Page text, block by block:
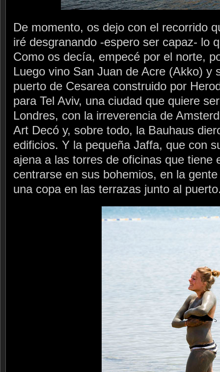
De momento, os dejo con el recorrido
iré desgranando -espero ser capaz- lo
Como os decía, empecé por el norte,
Luego vino San Juan de Acre (Akko) y
puerto de Cesarea construido por
para Tel Aviv, una ciudad que quiere
Londres, con la irreverencia de
Art Decó y, sobre todo, la Bauhaus
edificios. Y la pequeña Jaffa, que con
ajena a las torres de oficinas que tiene
centrarse en sus bohemios, en la
una copa en las terrazas junto al